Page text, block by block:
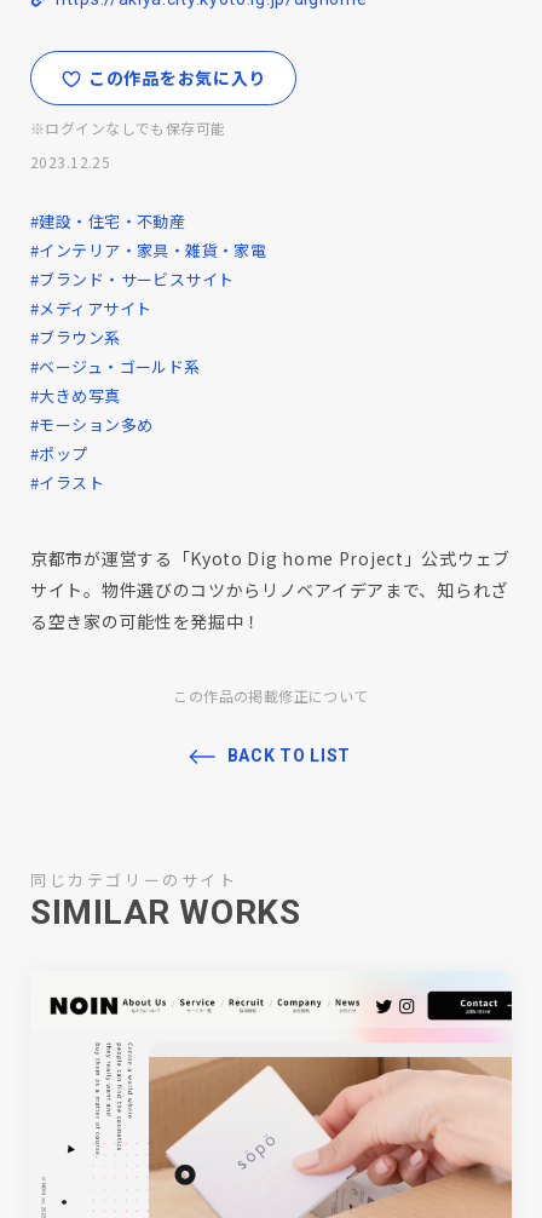
この作品をお気に入り
※ログインなしでも保存可能
2023.12.25
#建設・住宅・不動産
#インテリア・家具・雑貨・家電
#ブランド・サービスサイト
#メディアサイト
#ブラウン系
#ベージュ・ゴールド系
#大きめ写真
#モーション多め
#ポップ
#イラスト
京都市が運営する「Kyoto Dig home Project」公式ウェブ
サイト。物件選びのコツからリノベアイデアまで、知られざ
る空き家の可能性を発掘中！
この作品の掲載修正について
BACK TO LIST
同じカテゴリーのサイト
SIMILAR WORKS